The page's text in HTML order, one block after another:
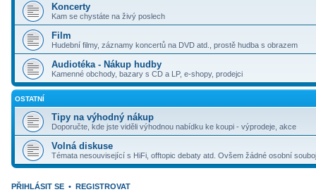
Koncerty
Kam se chystáte na živý poslech
Film
Hudební filmy, záznamy koncertů na DVD atd., prostě hudba s obrazem
Audiotéka - Nákup hudby
Kamenné obchody, bazary s CD a LP, e-shopy, prodejci
OSTATNÍ
Tipy na výhodný nákup
Doporučte, kde jste viděli výhodnou nabídku ke koupi - výprodeje, akce
Volná diskuse
Témata nesouvisející s HiFi, offtopic debaty atd. Ovšem žádné osobní
PŘIHLÁSIT SE • REGISTROVAT